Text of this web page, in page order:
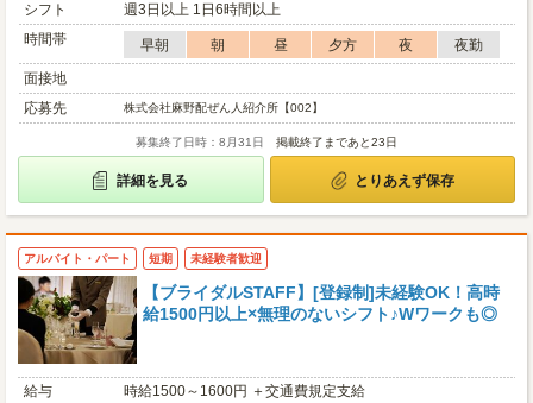
シフト
週3日以上 1日6時間以上
時間帯
早朝 朝 昼 夕方 夜
夜勤
面接地
応募先
株式会社麻野配ぜん人紹介所【002】
募集終了日時：8月31日 掲載終了まであと23日
詳細を見る とりあえず保存
アルバイト・パート 短期 未経験者歓迎
【ブライダルSTAFF】[登録制]未経験OK！高時
給1500円以上×無理のないシフト♪Wワークも◎
給与
時給1500～1600円 ＋交通費規定支給